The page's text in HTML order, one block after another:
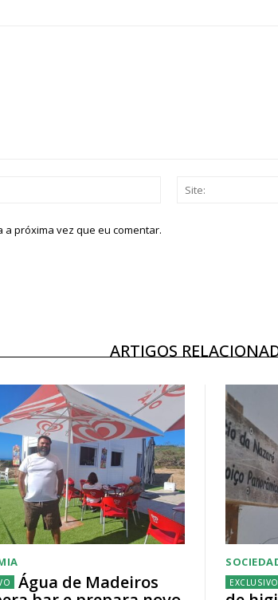
Email:*
próxima vez que eu comentar.
ARTIGOS
Água de Madeiros